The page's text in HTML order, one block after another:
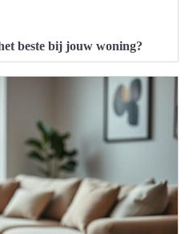
beste bij jouw woning?